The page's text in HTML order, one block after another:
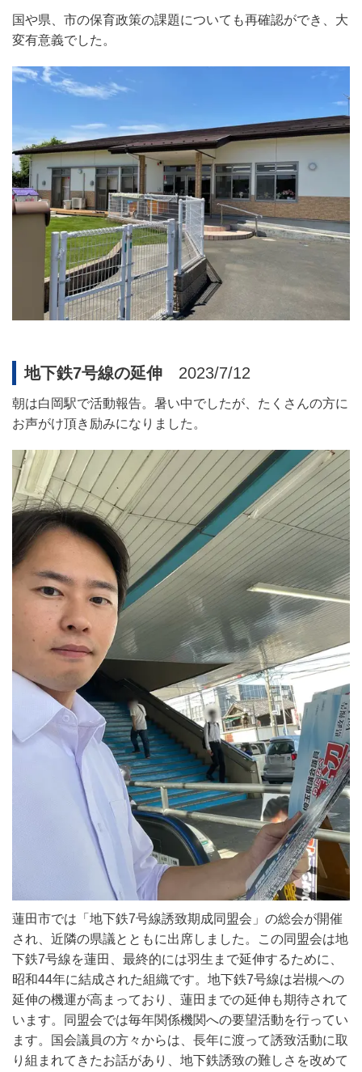
国や県、市の保育政策の課題についても再確認ができ、大
変有意義でした。
地下鉄7号線の延伸 2023/7/12
朝は白岡駅で活動報告。暑い中でしたが、たくさんの方に
お声がけ頂き励みになりました。
蓮田市では「地下鉄7号線誘致期成同盟会」の総会が開催
され、近隣の県議とともに出席しました。この同盟会は地
下鉄7号線を蓮田、最終的には羽生まで延伸するために、
昭和44年に結成された組織です。地下鉄7号線は岩槻への
延伸の機運が高まっており、蓮田までの延伸も期待されて
います。同盟会では毎年関係機関への要望活動を行ってい
ます。国会議員の方々からは、長年に渡って誘致活動に取
り組まれてきたお話があり、地下鉄誘致の難しさを改めて